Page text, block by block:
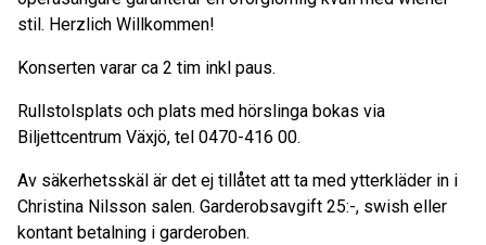
stil. Herzlich Willkommen!
Konserten varar ca 2 tim inkl paus.
Rullstolsplats och plats med hörslinga bokas via
Biljettcentrum Växjö, tel 0470-416 00.
Av säkerhetsskäl är det ej tillåtet att ta med ytterkläder in i
Christina Nilsson salen. Garderobsavgift 25:-, swish eller
kontant betalning i garderoben.